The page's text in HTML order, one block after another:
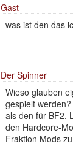
Gast
was ist den das
Der Spinner
Wieso glauben
gespielt
als den für BF2.
den Hardcore-
Fraktion Mods